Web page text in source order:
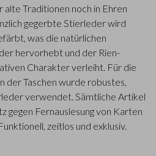
alte Traditionen noch in Ehren
gegerbte Stierleder wird
was die natürlichen
hervorhebt und der Rien-
Charakter verleiht. Für die
der Taschen wurde robustes,
verwendet. Sämtliche Artikel
gegen Fernauslesung von Karten
zeitlos und exklusiv.